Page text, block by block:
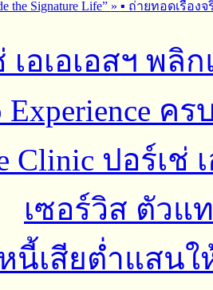
the Signature Life” » ▪︎ ถ่ายทอดเรื่อง
เอเอเอสฯ พลิ
Experience ค
Clinic ปอร์เช่
เซอร์วิส ตัวแ
นี้เสียต่ำแสน